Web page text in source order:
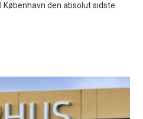
den absolut sidste